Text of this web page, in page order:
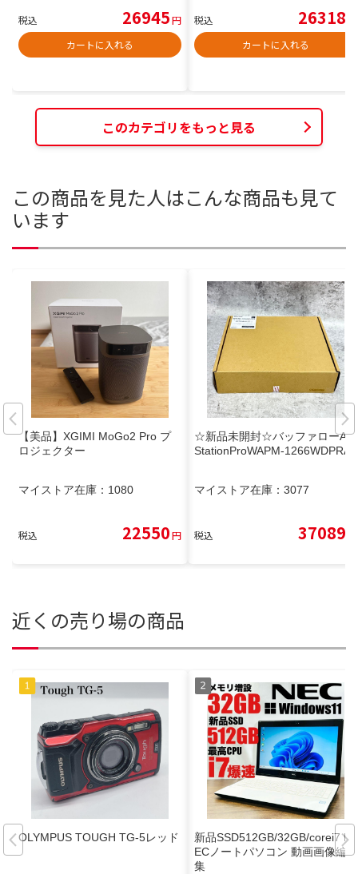
税込 26945円
カートに入れる
税込 26318
カートに入れる
このカテゴリをもっと見る
この商品を見た人はこんな商品も見て
います
【美品】XGIMI MoGo2 Pro プ
ロジェクター
マイストア在庫： 1080
税込 22550円
☆新品未開封☆バッファローAir
StationProWAPM-1266WDPRA
マイストア在庫： 3077
税込 37089
近くの売り場の商品
OLYMPUS TOUGH TG-5レッド
新品SSD512GB/32GB/corei7 N
ECノートパソコン 動画画像編
集